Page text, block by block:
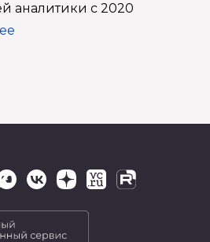
аналитики с 2020